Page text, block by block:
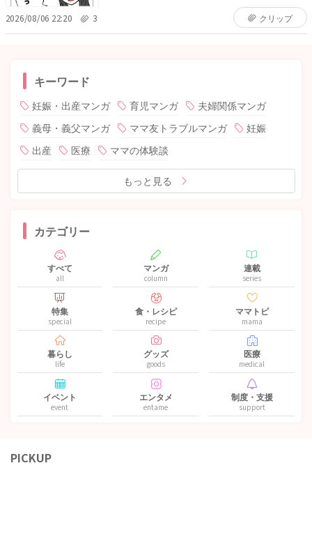
2026/08/06 22:20 3 クリップ
キーワード
妊娠・出産マンガ 育児マンガ
夫婦関係マンガ
義母・義父マンガ
ママ友トラブルマンガ
妊娠
出産
医療 ママの体験談
もっと見る
カテゴリー
すべて
all
マンガ
column
連載
series
特集
special
食・レシピ
recipe
ママトピ
mama
暮らし
life
グッズ
goods
医療
medical
イベント
event
エンタメ
entame
制度・支援
support
PICKUP